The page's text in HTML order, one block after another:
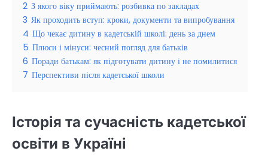
2 З якого віку приймають: розбивка по закладах
3 Як проходить вступ: кроки, документи та випробування
4 Що чекає дитину в кадетській школі: день за днем
5 Плюси і мінуси: чесний погляд для батьків
6 Поради батькам: як підготувати дитину і не помилитися
7 Перспективи після кадетської школи
Історія та сучасність кадетської
освіти в Україні